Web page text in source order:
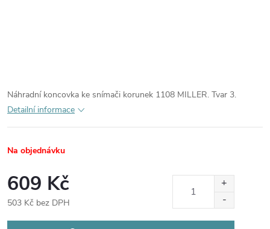
Náhradní koncovka ke snímači korunek 1108 MILLER. Tvar 3.
Detailní informace
Na objednávku
609 Kč
503 Kč bez DPH